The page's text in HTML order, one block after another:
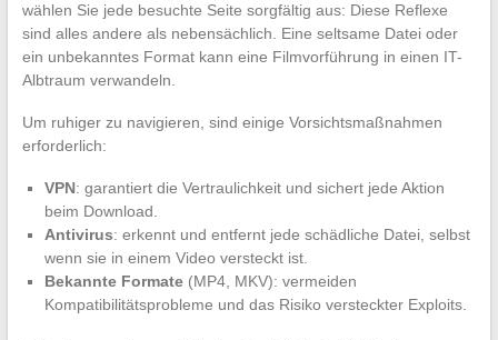
wählen Sie jede besuchte Seite sorgfältig aus: Diese Reflexe
sind alles andere als nebensächlich. Eine seltsame Datei oder
ein unbekanntes Format kann eine Filmvorführung in einen IT-
Albtraum verwandeln.
Um ruhiger zu navigieren, sind einige Vorsichtsmaßnahmen
erforderlich:
VPN: garantiert die Vertraulichkeit und sichert jede Aktion
beim Download.
Antivirus: erkennt und entfernt jede schädliche Datei, selbst
wenn sie in einem Video versteckt ist.
Bekannte Formate(MP4, MKV): vermeiden
Kompatibilitätsprobleme und das Risiko versteckter Exploits.